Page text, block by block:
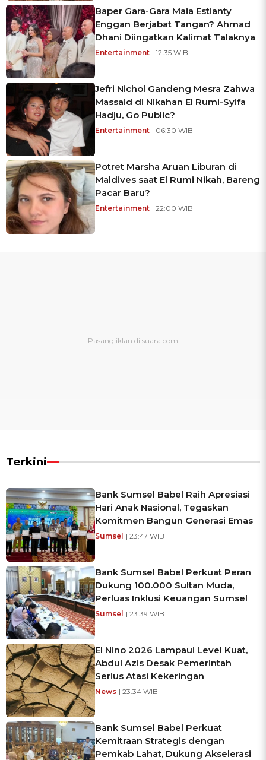
Baper Gara-Gara Maia Estianty
Enggan Berjabat Tangan? Ahmad
Dhani Diingatkan Kalimat Talaknya
Entertainment | 12:35 WIB
Jefri Nichol Gandeng Mesra Zahwa
Massaid di Nikahan El Rumi-Syifa
Hadju, Go Public?
Entertainment | 06:30 WIB
Potret Marsha Aruan Liburan di
Maldives saat El Rumi Nikah, Bareng
Pacar Baru?
Entertainment | 22:00 WIB
Terkini
Bank Sumsel Babel Raih Apresiasi
Hari Anak Nasional, Tegaskan
Komitmen Bangun Generasi Emas
Sumsel | 23:47 WIB
Bank Sumsel Babel Perkuat Peran
Dukung 100.000 Sultan Muda,
Perluas Inklusi Keuangan Sumsel
Sumsel | 23:39 WIB
El Nino 2026 Lampaui Level Kuat,
Abdul Azis Desak Pemerintah
Serius Atasi Kekeringan
News | 23:34 WIB
Bank Sumsel Babel Perkuat
Kemitraan Strategis dengan
Pemkab Lahat, Dukung Akselerasi